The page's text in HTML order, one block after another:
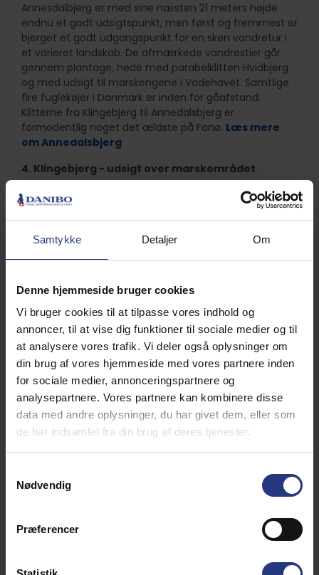
Samtykke Detaljer Om
Denne hjemmeside bruger cookies
Vi bruger cookies til at tilpasse vores indhold og
annoncer, til at vise dig funktioner til sociale medier og til
at analysere vores trafik. Vi deler også oplysninger om
din brug af vores hjemmeside med vores partnere inden
for sociale medier, annonceringspartnere og
analysepartnere. Vores partnere kan kombinere disse
data med andre oplysninger, du har givet dem, eller som
de har indsamlet fra din brug af deres tjenester.
Nødvendig
Præferencer
Annesdalbjerg er med sine næsten 21 meters højde
endnu et godt udsigtspunkt, men først og fremmest er
bjerget et godt udgangspunkt for en skøn vandretur i
et varieret landskab. De afmærkede vandrestier går
gennem plantage, hede med parabelklitten Hvidbjerg
og med udsigt til marskengene i Vadehavet. Samtlige
fire fuglekøjer i Danmark er inden for gåafstand.
Klitterne fra Klingebjerg til Annedalsbjerg er
formodentlig noget det ældste på Fanø. Læs mere
om Annedalsbjerg
4. Klingebjerg - udsigt over marskområdet
Klingebjerg ligger i den nordlige udkant af Fanø
Klitplantage. Fra Klingebjerg er der udsigt over
marskområderne nord og øst for klitplantagen. Disse
områder er nogle af de vigtigste rastepladser for
Dette ”bjergområde” er et af de kønneste og mest
særprægede på Fanø. Her ligger desuden en større
mandskabsbunker fra 2. Verdenskrig.Læs mere om
Mosedalsbjerg
Paradisdalen og Gåsehullerne
Fra sommerhusområdet i Rindby slynger Paradisdalen
sig mellem klitrækkerne og direkte ud i det der kaldes
for Gåsehullerne. Gåsehullerne er et vildt naturområde
med moser og søer med rørsump. Et særligt yndet
Området tiltrækker mange arter: grågæs, krikænder,
atlingænder, gravænder, skeænder m.fl. De seneste år
gråstrubet lappedykker, skægmejser og
græshoppesangere. Gul vandrerute fra p-pladsen går
Gåsehullerne gennem det åbne og bakkede landskab.